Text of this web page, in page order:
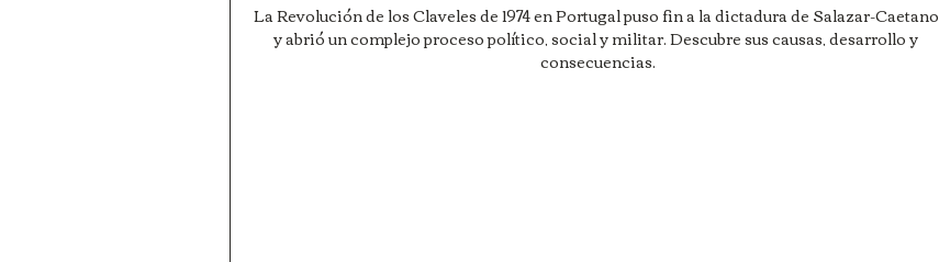
La Revolución de los Claveles de 1974 en Portugal puso fin a la dictadura de Salazar-Caetano
y abrió un complejo proceso político, social y militar. Descubre sus causas, desarrollo y
consecuencias.